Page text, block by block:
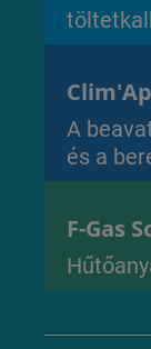
A
és a
F-Gas